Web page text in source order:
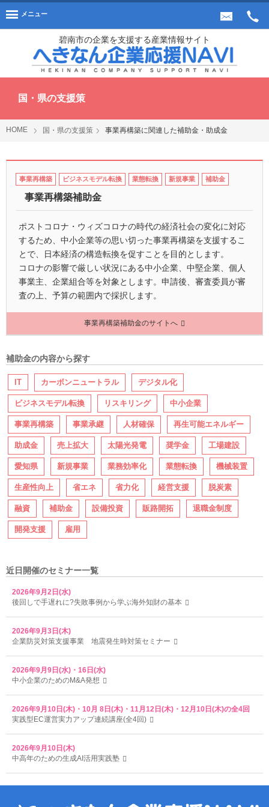
碧南市の企業を支援する産業情報サイト
メニュー
国・県の支援策
HOME 国・県の支援策 事業再構築に関連した補助金・助成金
事業再構築 ビジネスモデル転換 業態転換 新規事業 補助金
事業再構築補助金
ポストコロナ・ウィズコロナの時代の経済社会の変化に対応
するため、中小企業等の思い切った事業再構築を支援するこ
とで、日本経済の構造転換を促すことを目的とします。
コロナの影響で厳しい状況にある中小企業、中堅企業、個人
事業主、企業組合等を対象とします。申請後、審査委員が審
査の上、予算の範囲内で採択します。
事業再構築補助金のサイトへ
補助金の内容から探す
IT カーボンニュートラル デジタル化
ビジネスモデル転換 リスキリング 中小企業
事業再構築 事業承継 人材確保 再生可能エネルギー
助成金 売上拡大 太陽光発電 奨学金 工場建設
愛知県 新規事業 業務効率化 業態転換 機械装置
生産性向上 省エネ 省力化 経営支援 脱炭素
融資 補助金 設備投資 販路開拓 退職金制度
開発支援 雇用
近日開催のセミナー一覧
2026年9月2日(水)
後回しで手遅れに?失敗事例から学ぶ海外知財の基本
2026年9月3日(木)
企業防災対策支援事業 地震発生時対策セミナー
2026年9月9日(水)・16日(水)
中小企業のためのM&A発想
2026年9月10日(木)・10月 8日(木)・11月12日(木)・12月10日(木)の全4回
実践型EC運営実力アップ連続講座(全4回)
2026年9月10日(木)
中高年のための生成AI活用実践塾